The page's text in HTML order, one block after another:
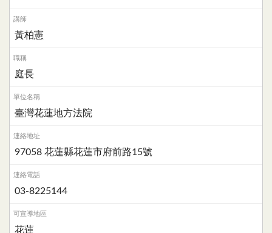
黃柏憲
庭長
臺灣花蓮地方法院
97058 花蓮縣花蓮市府前路15號
03-8225144
花蓮